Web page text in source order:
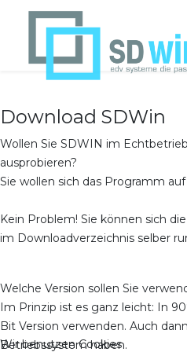
Download SDWin
Wollen Sie SDWIN im
ausprobieren?
Sie wollen sich das Programm
Kein Problem! Sie können sich
im Downloadverzeichnis selber
Welche Version sollen Sie
Im Prinzip ist es ganz leicht: In
Bit Version verwenden. Auch
Betriebssystem haben.
Wir benutzen Cookies